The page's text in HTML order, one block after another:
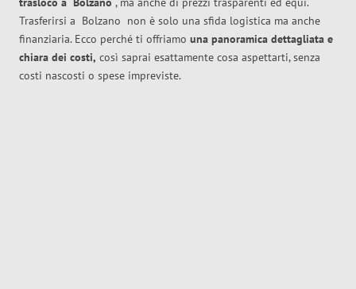
Trasferirsi a Bolzano non è solo una sfida logistica ma anche
finanziaria. Ecco perché ti offriamo una panoramica dettagliata e
chiara dei costi, così saprai esattamente cosa aspettarti, senza
costi nascosti o spese impreviste.